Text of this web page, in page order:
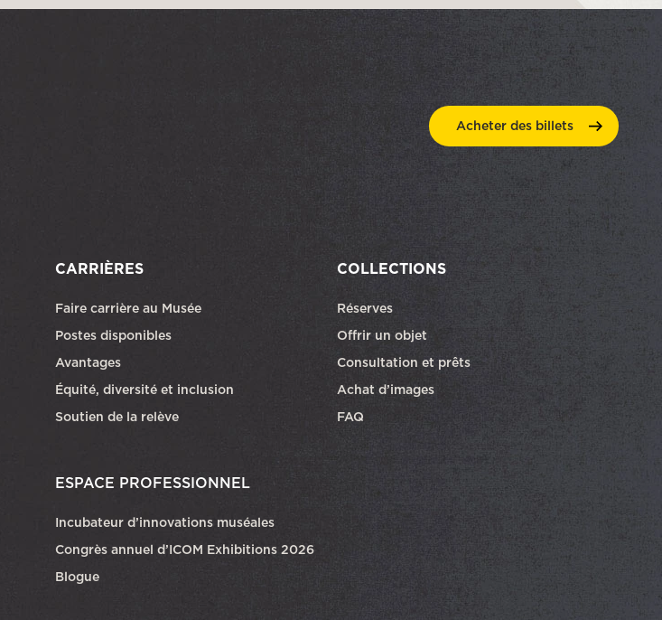
Acheter des billets
CARRIÈRES
Faire carrière au Musée
Postes disponiblesCe lien ouvrira dans une autre fenêtre
Avantages
Équité, diversité et inclusion
Soutien de la relève
ESPACE PROFESSIONNEL
Incubateur d’innovations muséales
Congrès annuel d’ICOM Exhibitions 2026
Blogue
COLLECTIONS
Réserves
Offrir un objet
Consultation et prêts
Achat d’images
FAQ